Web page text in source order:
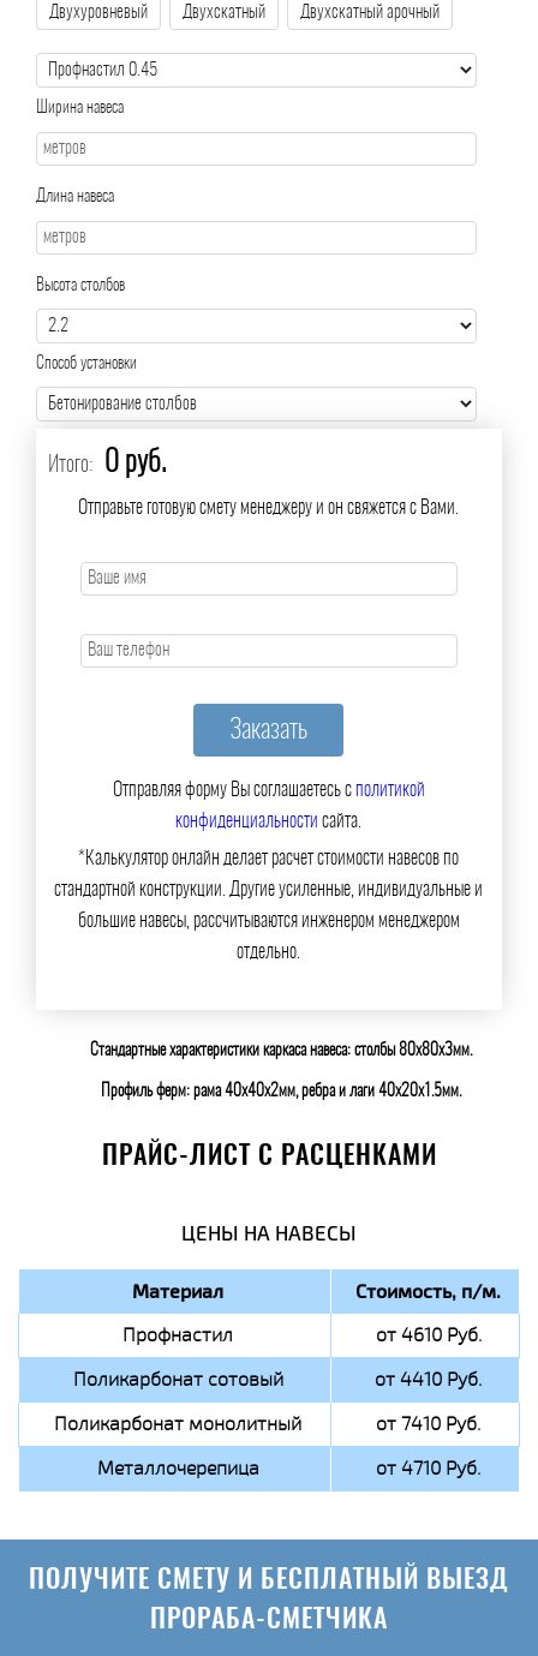
Двухуровневый Двухскатный Двухскатный арочный
Ширина навеса
Длина навеса
Высота столбов
Способ установки
Итого: 0 руб.
Отправьте готовую смету менеджеру и он свяжется с Вами.
Отправляя форму Вы соглашаетесь сполитикой
конфиденциальности сайта.
*Калькулятор онлайн делает расчет стоимости навесов по
стандартной конструкции. Другие усиленные, индивидуальные и
большие навесы, рассчитываются инженером менеджером
отдельно.
Стандартные характеристики каркаса навеса: столбы 80х80х3мм.
Профиль ферм: рама 40х40х2мм, ребра и лаги 40х20х1.5мм.
ПРАЙС-ЛИСТ С РАСЦЕНКАМИ
ЦЕНЫ НА НАВЕСЫ
Материал Стоимость, п/м.
Профнастил
от 4610 Руб.
Поликарбонат сотовый
от 4410 Руб.
Поликарбонат монолитный
от 7410 Руб.
Металлочерепица
от 4710 Руб.
ПОЛУЧИТЕ СМЕТУ И БЕСПЛАТНЫЙ ВЫЕЗД
ПРОРАБА-СМЕТЧИКА